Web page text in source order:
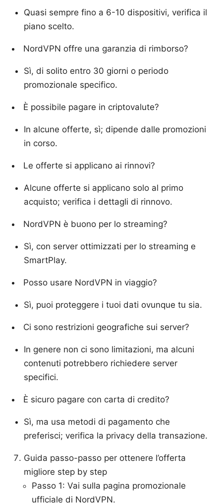
Quasi sempre fino a 6-10 dispositivi, verifica il
piano scelto.
NordVPN offre una garanzia di rimborso?
Sì, di solito entro 30 giorni o periodo
promozionale specifico.
È possibile pagare in criptovalute?
In alcune offerte, sì; dipende dalle promozioni
in corso.
Le offerte si applicano ai rinnovi?
Alcune offerte si applicano solo al primo
acquisto; verifica i dettagli di rinnovo.
NordVPN è buono per lo streaming?
Sì, con server ottimizzati per lo streaming e
SmartPlay.
Posso usare NordVPN in viaggio?
Sì, puoi proteggere i tuoi dati ovunque tu sia.
Ci sono restrizioni geografiche sui server?
In genere non ci sono limitazioni, ma alcuni
contenuti potrebbero richiedere server
specifici.
È sicuro pagare con carta di credito?
Sì, ma usa metodi di pagamento che
preferisci; verifica la privacy della transazione.
Guida passo-passo per ottenere l’offerta
migliore step by step
Passo 1: Vai sulla pagina promozionale
ufficiale di NordVPN.